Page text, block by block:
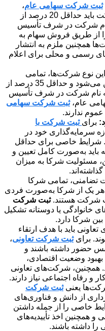
ثبت شرکت سهامی عام،
علاوه بر شرایط عمومی، شرکت باید حداقل 20 درصد از
نام شرکت در شرف تأسیس
را از طریق فروش سهام به
همچنین ملزم به انتشار
رسمی و محلی برای اعلام
نوع شرکت‌ها، تمامی
سرمایه توسط موسسان تامین می‌شود و حداقل 35 درصد از
به نام شرکت در شرف تأسیس
عام،ثبت شرکت سهامی
ندارند.
برای ثبت شرکت با
سرمایه‌گذاری خود در
خاصی برای حداقل
باید به‌صورت کامل تعیین و
مسئولیت شرکا به میزان
تضامنی، تمامی شرکا
هر یک از شرکا به‌صورت فردی
شرکت هستند.ثبت شرکت
خانوادگی یا دوستانه تشکیل
بین شرکا دارد.
باید با هدف ارتقاء
برایثبت شرکت تعاونی،
موسس حضور داشته باشند و
وضعیت اقتصادی،
همچنین، شرکت‌های تعاونی
و رفاه اجتماعی نیاز دارند.
یعنیثبت شرکت
از دانش و فناوری‌های
خاصی را از جمله داشتن
همچنین اخذ تأییدیه‌های
را داشته باشند.